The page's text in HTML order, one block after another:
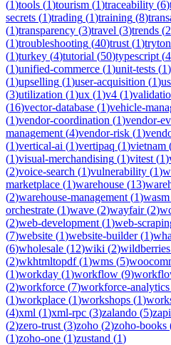
(1)tools (1)tourism (1)traceability (6)
secrets (1)trading (1)training (8)
(1)transparency (3)travel (3)trends (2
(1)troubleshooting (40)trust (1)tryton
(1)turkey (4)tutorial (50)typescript (4
(1)unified-commerce (1)unit-tests (1)
(1)upselling (1)user-acquisition (1)
(3)utilization (1)ux (1)v4 (1)
(16)vector-database (1)vehicle-
(1)vendor-coordination (1)vendor-
management (4)vendor-risk (1)
(1)vertical-ai (1)vertipaq (1)vietnam
(1)visual-merchandising (1)vitest (1)
(2)voice-search (1)vulnerability (1)
marketplace (1)warehouse (13)
(2)warehouse-management (1)wasm
orchestrate (1)wave (2)wayfair(2)
(2)web-development (1)web-
(7)website (1)website-builder(1)
(6)wholesale (12)wiki (2)wildberries
(2)wkhtmltopdf(1)wms (5)
(1)workday (1)workflow (9)
(2)workforce (7)workforce-analytics
(1)workplace (1)workshops (1)
(4)xml (1)xml-rpc (3)zalando (5)
(2)zero-trust (3)zoho (2)zoho-books
(1)zoho-one (1)zustand (1)